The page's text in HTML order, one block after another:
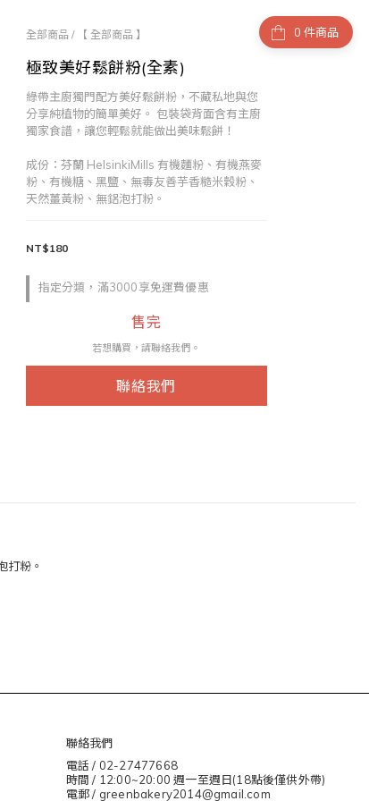
件商品
全部商品 / 【 全部商品 】
極致美好鬆餅粉(全素)
綠帶主廚獨門配方美好鬆餅粉，不藏私地與您
分享純植物的簡單美好。 包裝袋背面含有主廚
獨家食譜，讓您輕鬆就能做出美味鬆餅！
成份：芬蘭 HelsinkiMills 有機麵粉、有機燕麥
粉、有機糖、黑鹽、無毒友善芋香糙米穀粉、
天然薑黃粉、無鋁泡打粉。
指定分類，滿3000享免運費優惠
NT$180
售完
若想購買，請聯絡我們。
聯絡我們
打粉。
聯絡我們
電話 / 02-27477668
時間 / 12:00~20:00 週一至週日(18點後僅供外帶)
電郵 / greenbakery2014@gmail.com